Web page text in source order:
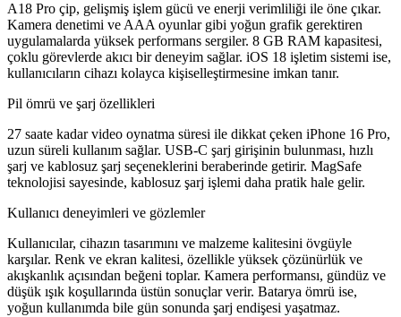
A18 Pro çip, gelişmiş işlem gücü ve enerji verimliliği ile öne çıkar.
Kamera denetimi ve AAA oyunlar gibi yoğun grafik gerektiren
uygulamalarda yüksek performans sergiler. 8 GB RAM kapasitesi,
çoklu görevlerde akıcı bir deneyim sağlar. iOS 18 işletim sistemi ise,
kullanıcıların cihazı kolayca kişiselleştirmesine imkan tanır.
Pil ömrü ve şarj özellikleri
27 saate kadar video oynatma süresi ile dikkat çeken iPhone 16 Pro,
uzun süreli kullanım sağlar. USB-C şarj girişinin bulunması, hızlı
şarj ve kablosuz şarj seçeneklerini beraberinde getirir. MagSafe
teknolojisi sayesinde, kablosuz şarj işlemi daha pratik hale gelir.
Kullanıcı deneyimleri ve gözlemler
Kullanıcılar, cihazın tasarımını ve malzeme kalitesini övgüyle
karşılar. Renk ve ekran kalitesi, özellikle yüksek çözünürlük ve
akışkanlık açısından beğeni toplar. Kamera performansı, gündüz ve
düşük ışık koşullarında üstün sonuçlar verir. Batarya ömrü ise,
yoğun kullanımda bile gün sonunda şarj endişesi yaşatmaz.